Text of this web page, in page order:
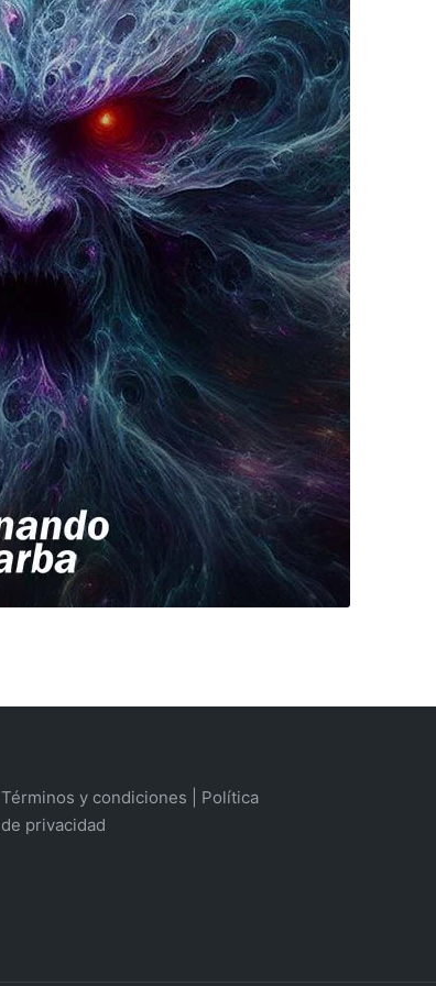
Términos y condiciones | Política
de privacidad